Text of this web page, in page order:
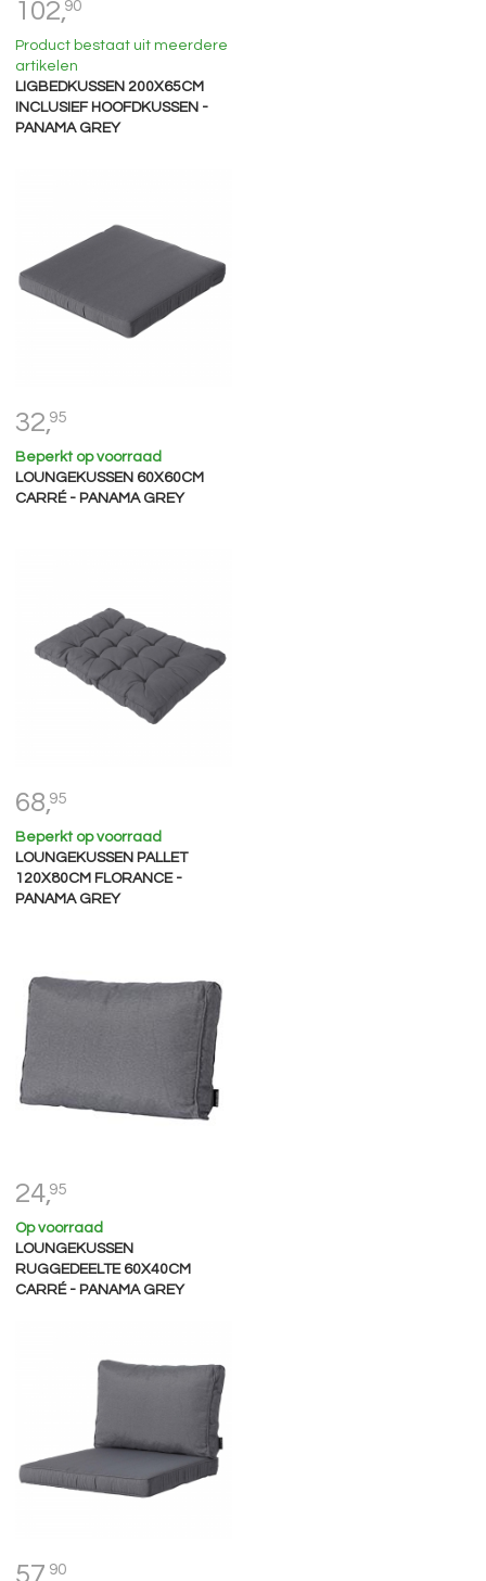
102,90
Product bestaat uit meerdere
artikelen
LIGBEDKUSSEN 200X65CM
INCLUSIEF HOOFDKUSSEN -
PANAMA GREY
32,95
Beperkt op voorraad
LOUNGEKUSSEN 60X60CM
CARRÉ - PANAMA GREY
68,95
Beperkt op voorraad
LOUNGEKUSSEN PALLET
120X80CM FLORANCE -
PANAMA GREY
24,95
Op voorraad
LOUNGEKUSSEN
RUGGEDEELTE 60X40CM
CARRÉ - PANAMA GREY
57,90